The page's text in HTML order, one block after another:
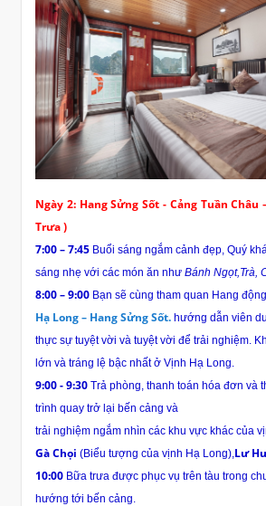
Ngày 2: Hang Sửng Sốt - Cảng Tuần Châu
Trưa )
7:00 – 7:45 Buổi sáng ngắm cảnh đẹp, Quý
sáng nhẹ với các món ăn như Bánh Ngọt,Trà,
8:00 – 9:00 Bạn sẽ cùng tham quan Hang
Hạ Long – Hang Sửng Sốt. hướng dẫn viên
thực sự tuyệt vời và tuyệt vời để trải nghiệm.
lớn và tráng lệ bậc nhất ở Vịnh Hạ Long.
9:00 - 9:30 Trả phòng, thanh toán hóa đơn và
trình quay trở lại bến cảng và
trải nghiệm ngắm nhìn các khu vực khác của
Gà Chọi (Biểu tượng của vịnh Hạ Long), Lư
10:00 Bữa trưa được phục vụ trên tàu trong
hướng tới bến cảng.